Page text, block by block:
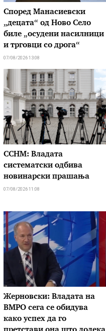
Според Манасиевски
„децата“ од Ново Село
биле „осудени насилници
и трговци со дрога“
07/08/2026 13:08
ССНМ: Владата
систематски одбива
новинарски прашања
07/08/2026 11:08
Жерновски: Владата на
ВМРО сега се обидува
како успех да го